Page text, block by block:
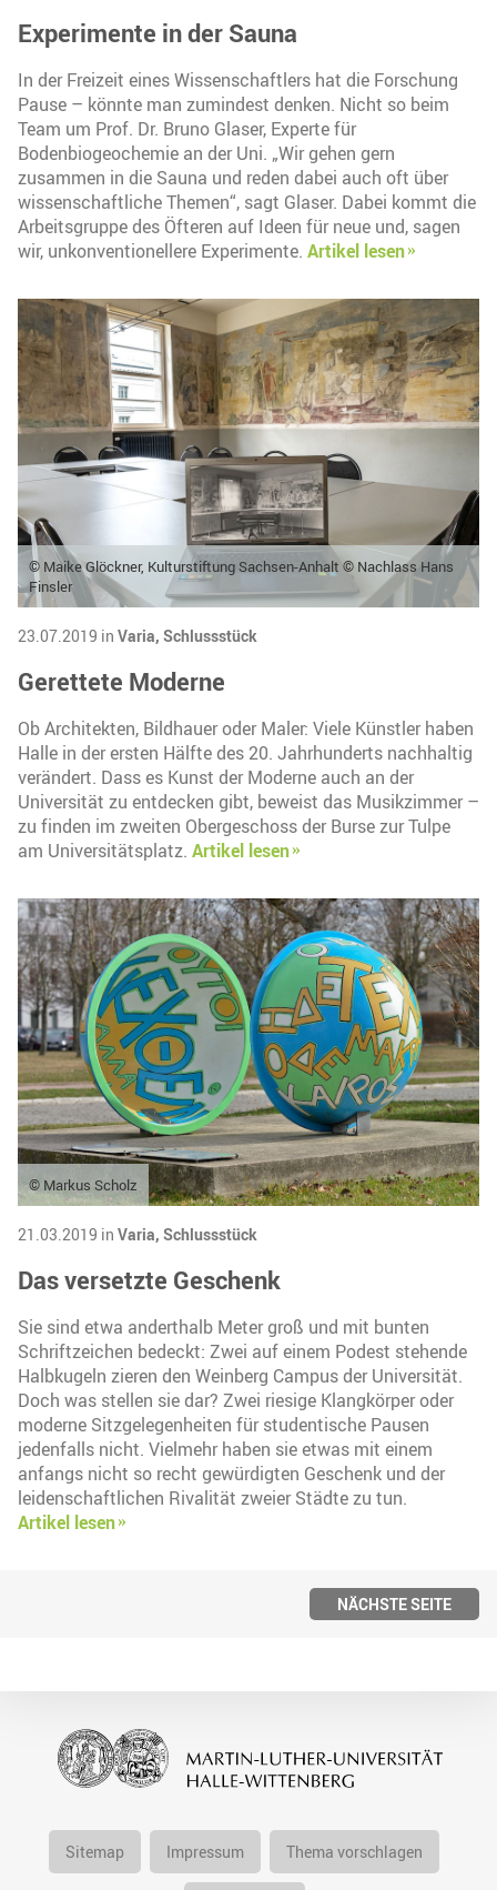
Experimente in der Sauna
In der Freizeit eines Wissenschaftlers hat die Forschung
Pause – könnte man zumindest denken. Nicht so beim
Team um Prof. Dr. Bruno Glaser, Experte für
Bodenbiogeochemie an der Uni. „Wir gehen gern
zusammen in die Sauna und reden dabei auch oft über
wissenschaftliche Themen“, sagt Glaser. Dabei kommt die
Arbeitsgruppe des Öfteren auf Ideen für neue und, sagen
wir, unkonventionellere Experimente. Artikel lesen
© Maike Glöckner, Kulturstiftung Sachsen-Anhalt © Nachlass Hans
Finsler
23.07.2019 in Varia, Schlussstück
Gerettete Moderne
Ob Architekten, Bildhauer oder Maler: Viele Künstler haben
Halle in der ersten Hälfte des 20. Jahrhunderts nachhaltig
verändert. Dass es Kunst der Moderne auch an der
Universität zu entdecken gibt, beweist das Musikzimmer –
zu finden im zweiten Obergeschoss der Burse zur Tulpe
am Universitätsplatz. Artikel lesen
© Markus Scholz
21.03.2019 in Varia, Schlussstück
Das versetzte Geschenk
Sie sind etwa anderthalb Meter groß und mit bunten
Schriftzeichen bedeckt: Zwei auf einem Podest stehende
Halbkugeln zieren den Weinberg Campus der Universität.
Doch was stellen sie dar? Zwei riesige Klangkörper oder
moderne Sitzgelegenheiten für studentische Pausen
jedenfalls nicht. Vielmehr haben sie etwas mit einem
anfangs nicht so recht gewürdigten Geschenk und der
leidenschaftlichen Rivalität zweier Städte zu tun.
Artikel lesen
NÄCHSTE SEITE
Sitemap Impressum Thema vorschlagen